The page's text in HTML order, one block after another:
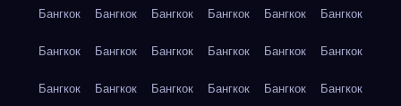
Бангкок Бангкок Бангкок Бангкок Бангкок Бангкок
Бангкок Бангкок Бангкок Бангкок Бангкок Бангкок
Бангкок Бангкок Бангкок Бангкок Бангкок Бангкок